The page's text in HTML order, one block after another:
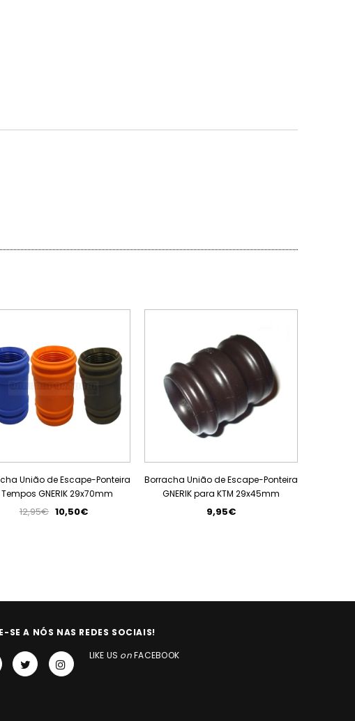
União de Escape-Ponteira
GNERIK 29x70mm
12,95€ 10,50€
Borracha União de Escape-Ponteira
GNERIK para KTM 29x45mm
9,95€
SE A NÓS NAS REDES SOCIAIS!
LIKE US onFACEBOOK